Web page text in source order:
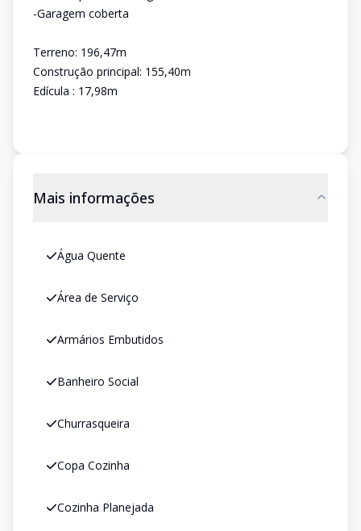
-Garagem coberta
Terreno: 196,47m
Construção principal: 155,40m
Edícula : 17,98m
Mais informações
Água Quente
Área de Serviço
Armários Embutidos
Banheiro Social
Churrasqueira
Copa Cozinha
Cozinha Planejada